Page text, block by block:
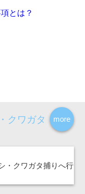
とは？
more
クワガタ
・クワガタ捕りへ行